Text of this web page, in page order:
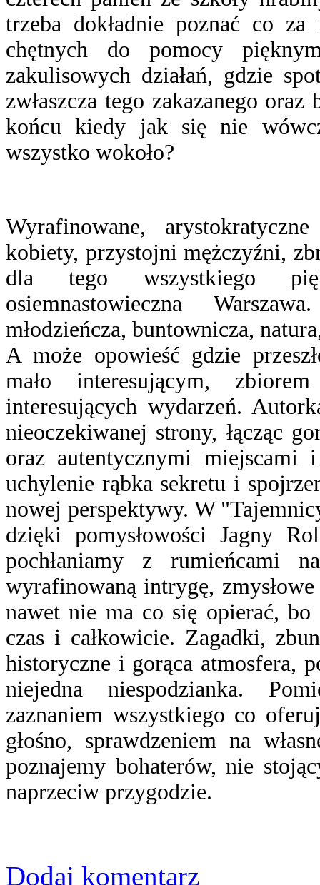
trzeba dokładnie poznać co
chętnych do pomocy
zakulisowych działań, gdzie
zwłaszcza tego zakazanego
końcu kiedy jak się nie
wszystko wokoło?
Wyrafinowane,
kobiety, przystojni mężczyźni,
dla tego wszystkiego
osiemnastowieczna
młodzieńcza, buntownicza,
A może opowieść gdzie
mało interesującym,
interesujących wydarzeń.
nieoczekiwanej strony, łącząc
oraz autentycznymi
uchylenie rąbka sekretu i
nowej perspektywy. W
dzięki pomysłowości Jagny
pochłaniamy z rumieńcami
wyrafinowaną intrygę,
nawet nie ma co się opierać, bo
czas i całkowicie. Zagadki,
historyczne i gorąca atmosfera,
niejedna niespodzianka.
zaznaniem wszystkiego co
głośno, sprawdzeniem na
poznajemy bohaterów, nie
naprzeciw przygodzie.
Dodaj komentarz